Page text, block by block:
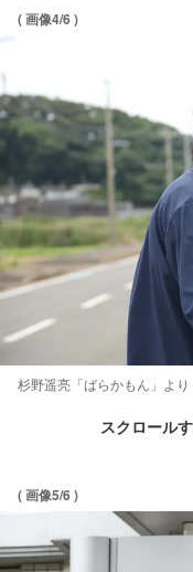
( 画像4/6 )
杉野遥亮「ばらかもん」よ
スクロール
( 画像5/6 )